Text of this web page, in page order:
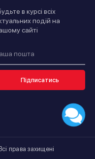
в курсі всіх
подій на
сайті
Підписатись
права захищені